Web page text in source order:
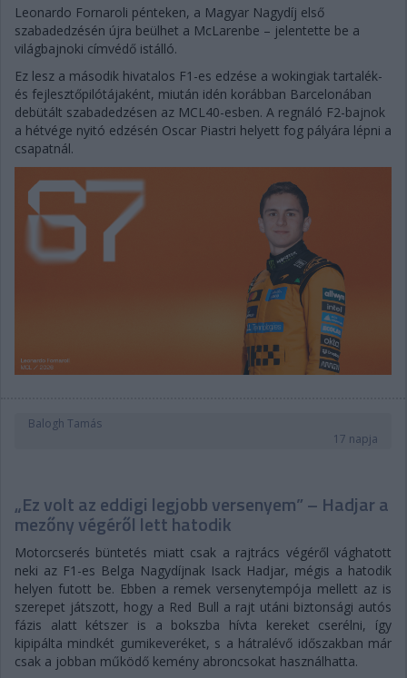
Leonardo Fornaroli pénteken, a Magyar Nagydíj első
szabadedzésén újra beülhet a McLarenbe – jelentette be a
világbajnoki címvédő istálló.
Ez lesz a második hivatalos F1-es edzése a wokingiak tartalék-
és fejlesztőpilótájaként, miután idén korábban Barcelonában
debütált szabadedzésen az MCL40-esben. A regnáló F2-bajnok
a hétvége nyitó edzésén Oscar Piastri helyett fog pályára lépni a
csapatnál.
Balogh Tamás
17 napja
„Ez volt az eddigi legjobb versenyem” – Hadjar a
mezőny végéről lett hatodik
Motorcserés büntetés miatt csak a rajtrács végéről vághatott
neki az F1-es Belga Nagydíjnak Isack Hadjar, mégis a hatodik
helyen futott be. Ebben a remek versenytempója mellett az is
szerepet játszott, hogy a Red Bull a rajt utáni biztonsági autós
fázis alatt kétszer is a bokszba hívta kereket cserélni, így
kipipálta mindkét gumikeveréket, s a hátralévő időszakban már
csak a jobban működő kemény abroncsokat használhatta.